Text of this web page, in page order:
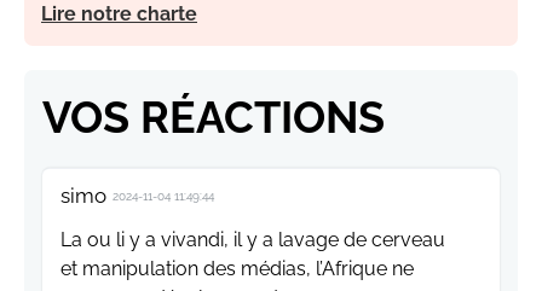
Lire notre charte
VOS RÉACTIONS
simo 2024-11-04 11:49:44
La ou li y a vivandi, il y a lavage de cerveau
et manipulation des médias, l’Afrique ne